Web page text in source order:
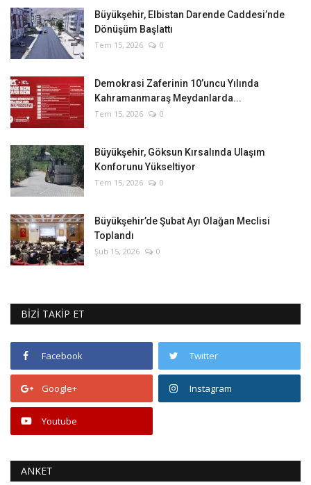
Büyükşehir, Elbistan Darende Caddesi’nde
Dönüşüm Başlattı
Tem 15, 2026 0
Demokrasi Zaferinin 10’uncu Yılında
Kahramanmaraş Meydanlarda...
Tem 15, 2026 0
Büyükşehir, Göksun Kırsalında Ulaşım
Konforunu Yükseltiyor
Tem 15, 2026 0
Büyükşehir’de Şubat Ayı Olağan Meclisi
Toplandı
Şub 15, 2026 0
BİZİ TAKİP ET
Facebook Twitter
Google+ Instagram
Youtube
ANKET